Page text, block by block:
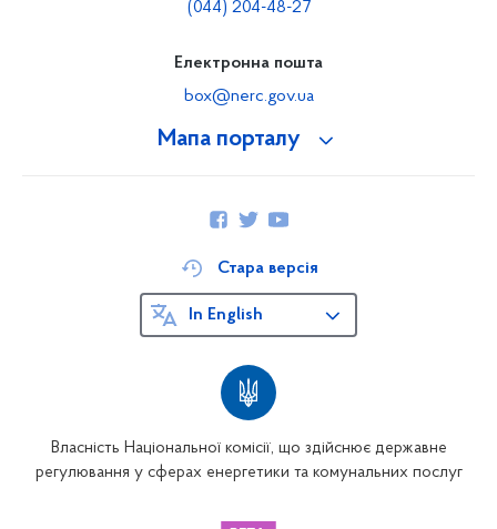
Мапа порталу
(044) 204-48-27
Електронна пошта
box@nerc.gov.ua
Власність Національної комісії, що здійснює державне
регулювання у сферах енергетики та комунальних послуг
Стара версія
In English